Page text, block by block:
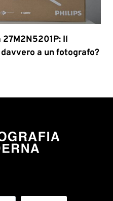
Il
a un fotografo?